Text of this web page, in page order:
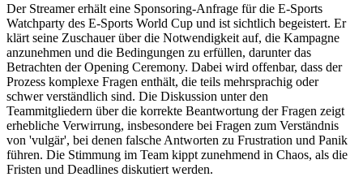
Der Streamer erhält eine Sponsoring-Anfrage für die E-Sports
Watchparty des E-Sports World Cup und ist sichtlich begeistert. Er
klärt seine Zuschauer über die Notwendigkeit auf, die Kampagne
anzunehmen und die Bedingungen zu erfüllen, darunter das
Betrachten der Opening Ceremony. Dabei wird offenbar, dass der
Prozess komplexe Fragen enthält, die teils mehrsprachig oder
schwer verständlich sind. Die Diskussion unter den
Teammitgliedern über die korrekte Beantwortung der Fragen zeigt
erhebliche Verwirrung, insbesondere bei Fragen zum Verständnis
von 'vulgär', bei denen falsche Antworten zu Frustration und Panik
führen. Die Stimmung im Team kippt zunehmend in Chaos, als die
Fristen und Deadlines diskutiert werden.